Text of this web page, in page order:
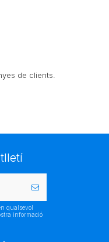
de clients.
qualsevol
informació